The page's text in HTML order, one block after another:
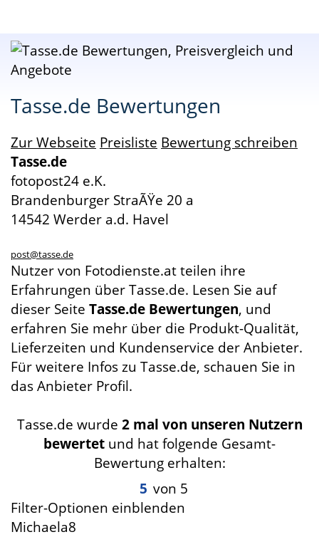
Tasse.de Bewertungen
Zur Webseite Preisliste Bewertung schreiben
Tasse.de
fotopost24 e.K.
Brandenburger StraÃŸe 20 a
14542 Werder a.d. Havel
post@tasse.de
Nutzer von Fotodienste.at teilen ihre
Erfahrungen über Tasse.de. Lesen Sie auf
dieser Seite Tasse.de Bewertungen, und
erfahren Sie mehr über die Produkt-Qualität,
Lieferzeiten und Kundenservice der Anbieter.
Für weitere Infos zu Tasse.de, schauen Sie in
das Anbieter Profil.
Tasse.de wurde 2 mal von unseren Nutzern
bewertet und hat folgende Gesamt-
Bewertung erhalten:
5 von 5
Filter-Optionen einblenden
Michaela8